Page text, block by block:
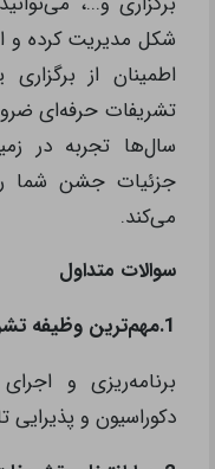
شکل مدیریت کرده و
اطمینان از
تشریفات حرفه‌ای
سال‌ها تجربه در
جزئیات جشن شما
می‌کند.
سوالات متداول
1.مهم‌ترین وظیفه تشریفات عروسی چیست؟
برنامه‌ریزی و
دکوراسیون و